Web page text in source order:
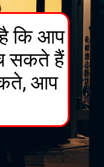
कि आप
सकते हैं
आप